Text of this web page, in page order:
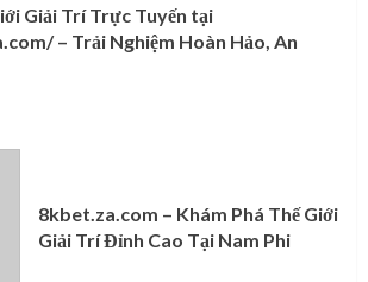
Giải Trí Trực Tuyến tại
– Trải Nghiệm Hoàn Hảo, An
8kbet.za.com – Khám Phá Thế Giới
Giải Trí Đỉnh Cao Tại Nam Phi